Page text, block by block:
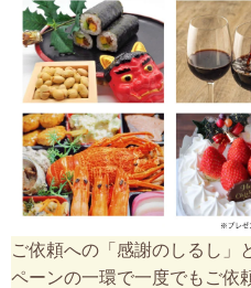
ご依頼への「感謝のしるし」
ペーンの一環で一度でもご依